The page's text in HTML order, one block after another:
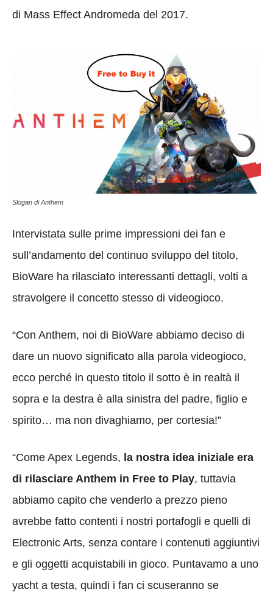
di Mass Effect Andromeda del 2017.
Slogan di Anthem
Intervistata sulle prime impressioni dei fan e
sull’andamento del continuo sviluppo del titolo,
BioWare ha rilasciato interessanti dettagli, volti a
stravolgere il concetto stesso di videogioco.
“Con Anthem, noi di BioWare abbiamo deciso di
dare un nuovo significato alla parola videogioco,
ecco perché in questo titolo il sotto è in realtà il
sopra e la destra è alla sinistra del padre, figlio e
spirito… ma non divaghiamo, per cortesia!”
“Come Apex Legends, la nostra idea iniziale era
di rilasciare Anthem in Free to Play, tuttavia
abbiamo capito che venderlo a prezzo pieno
avrebbe fatto contenti i nostri portafogli e quelli di
Electronic Arts, senza contare i contenuti aggiuntivi
e gli oggetti acquistabili in gioco. Puntavamo a uno
yacht a testa, quindi i fan ci scuseranno se